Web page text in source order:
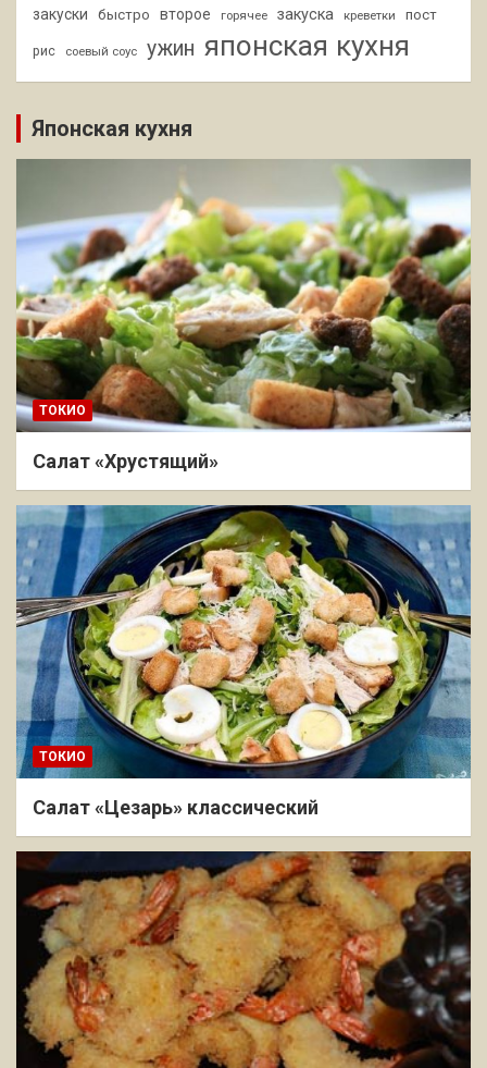
закуски
быстро второе горячее закуска креветки пост
рис соевый соус ужин японская кухня
Японская кухня
ТОКИО
Салат «Хрустящий»
ТОКИО
Салат «Цезарь» классический